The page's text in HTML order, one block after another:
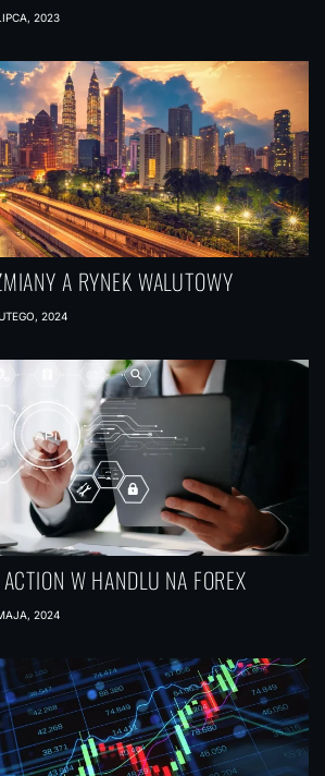
2023
A RYNEK WALUTOWY
2024
W HANDLU NA FOREX
2024